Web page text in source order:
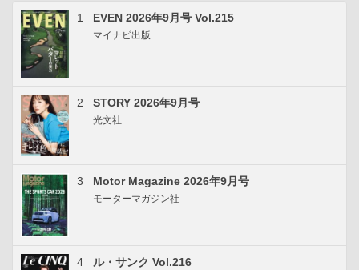
1 EVEN 2026年9月号 Vol.215
マイナビ出版
2 STORY 2026年9月号
光文社
3 Motor Magazine 2026年9月号
モーターマガジン社
4 ル・サンク Vol.216